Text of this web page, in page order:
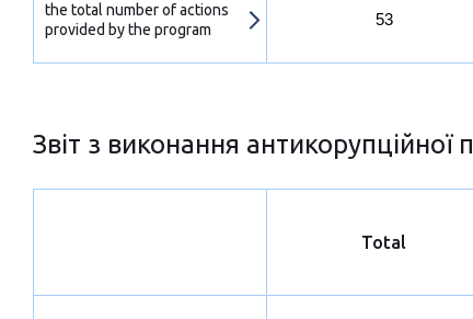
the total number of actions
provided by the program
53
Звіт з виконання
Total